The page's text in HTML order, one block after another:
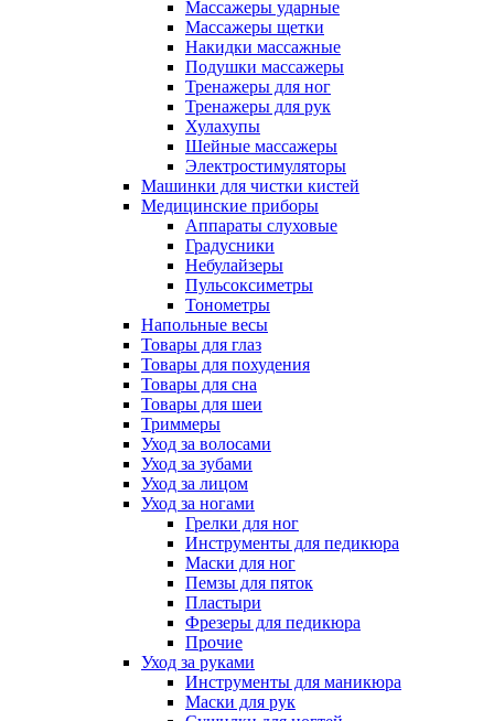
Массажеры ударные
Массажеры щетки
Накидки массажные
Подушки массажеры
Тренажеры для ног
Тренажеры для рук
Хулахупы
Шейные массажеры
Электростимуляторы
Машинки для чистки кистей
Медицинские приборы
Аппараты слуховые
Градусники
Небулайзеры
Пульсоксиметры
Тонометры
Напольные весы
Товары для глаз
Товары для похудения
Товары для сна
Товары для шеи
Триммеры
Уход за волосами
Уход за зубами
Уход за лицом
Уход за ногами
Грелки для ног
Инструменты для педикюра
Маски для ног
Пемзы для пяток
Пластыри
Фрезеры для педикюра
Прочие
Уход за руками
Инструменты для маникюра
Маски для рук